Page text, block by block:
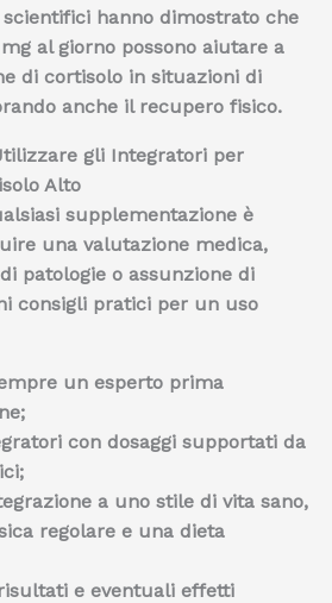
hanno dimostrato che
al giorno possono aiutare a
di cortisolo in situazioni di
anche il recupero fisico.
gli Integratori per
Alto
supplementazione è
una valutazione medica,
patologie o assunzione di
consigli pratici per un uso
un esperto prima
con dosaggi supportati da
a uno stile di vita sano,
regolare e una dieta
e eventuali effetti